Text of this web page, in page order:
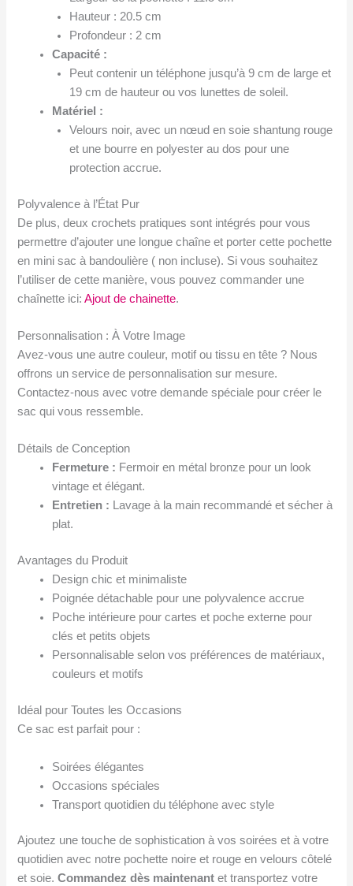
Hauteur : 20.5 cm
Profondeur : 2 cm
Capacité :
Peut contenir un téléphone jusqu’à 9 cm de large et
19 cm de hauteur ou vos lunettes de soleil.
Matériel :
Velours noir, avec un nœud en soie shantung rouge
et une bourre en polyester au dos pour une
protection accrue.
Polyvalence à l’État Pur
De plus, deux crochets pratiques sont intégrés pour vous
permettre d’ajouter une longue chaîne et porter cette pochette
en mini sac à bandoulière ( non incluse). Si vous souhaitez
l’utiliser de cette manière, vous pouvez commander une
chaînette ici:Ajout de chainette.
Personnalisation : À Votre Image
Avez-vous une autre couleur, motif ou tissu en tête ? Nous
offrons un service de personnalisation sur mesure.
Contactez-nous avec votre demande spéciale pour créer le
sac qui vous ressemble.
Détails de Conception
Fermeture : Fermoir en métal bronze pour un look
vintage et élégant.
Entretien : Lavage à la main recommandé et sécher à
plat.
Avantages du Produit
Design chic et minimaliste
Poignée détachable pour une polyvalence accrue
Poche intérieure pour cartes et poche externe pour
clés et petits objets
Personnalisable selon vos préférences de matériaux,
couleurs et motifs
Idéal pour Toutes les Occasions
Ce sac est parfait pour :
Soirées élégantes
Occasions spéciales
Transport quotidien du téléphone avec style
Ajoutez une touche de sophistication à vos soirées et à votre
quotidien avec notre pochette noire et rouge en velours côtelé
et soie.Commandez dès maintenant et transportez votre